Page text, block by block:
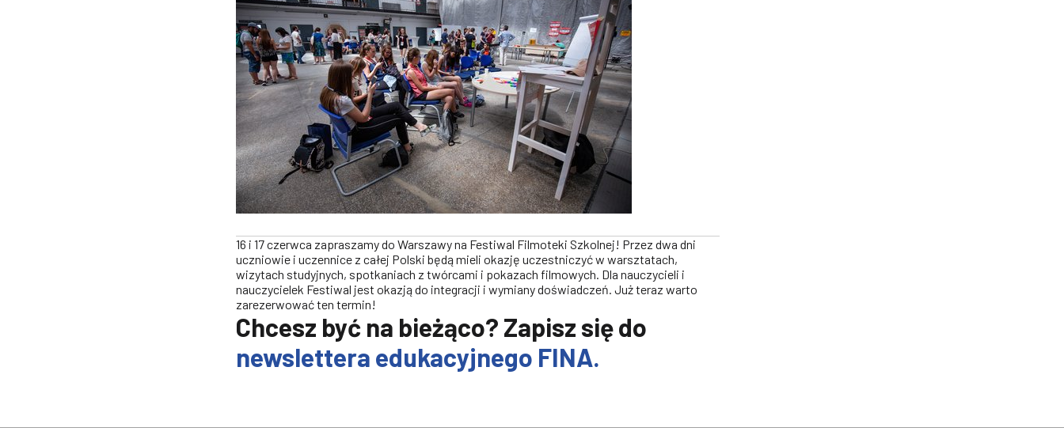
16 i 17 czerwca zapraszamy do Warszawy na Festiwal Filmoteki Szkolnej! Przez dwa dni
uczniowie i uczennice z całej Polski będą mieli okazję uczestniczyć w warsztatach,
wizytach studyjnych, spotkaniach z twórcami i pokazach filmowych. Dla nauczycieli i
nauczycielek Festiwal jest okazją do integracji i wymiany doświadczeń. Już teraz warto
zarezerwować ten termin!
Chcesz być na bieżąco? Zapisz się do
newslettera edukacyjnego FINA.